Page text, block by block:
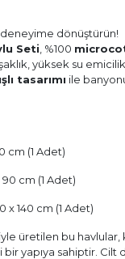
dönüştürün!
Seti , %100
yüksek su
tasarımı ile
cm (1 Adet)
cm (1 Adet)
x 140 cm (1 Adet)
üretilen bu havlular,
yapıya sahiptir. Cilt